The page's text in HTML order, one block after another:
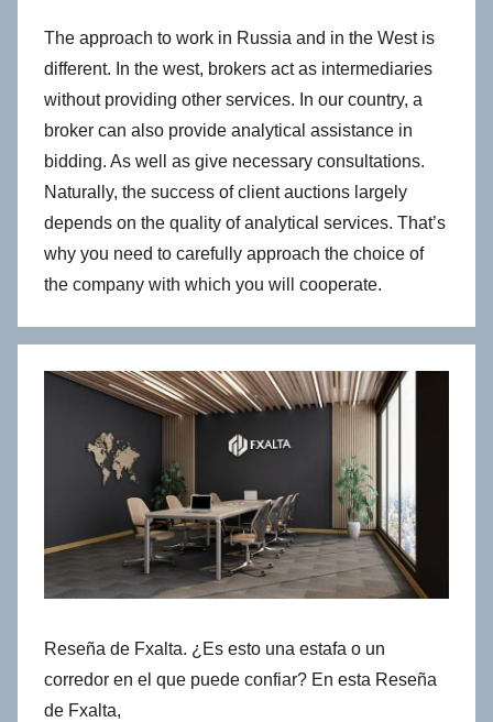
The approach to work in Russia and in the West is
different. In the west, brokers act as intermediaries
without providing other services. In our country, a
broker can also provide analytical assistance in
bidding. As well as give necessary consultations.
Naturally, the success of client auctions largely
depends on the quality of analytical services. That’s
why you need to carefully approach the choice of
the company with which you will cooperate.
Reseña de Fxalta. ¿Es esto una estafa o un
corredor en el que puede confiar? En esta Reseña
de Fxalta,